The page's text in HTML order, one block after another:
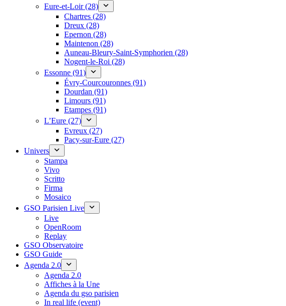
Eure-et-Loir (28)
Chartres (28)
Dreux (28)
Epernon (28)
Maintenon (28)
Auneau-Bleury-Saint-Symphorien (28)
Nogent-le-Roi (28)
Essonne (91)
Évry-Courcouronnes (91)
Dourdan (91)
Limours (91)
Etampes (91)
L’Eure (27)
Evreux (27)
Pacy-sur-Eure (27)
Univers
Stampa
Vivo
Scritto
Firma
Mosaico
GSO Parisien Live
Live
OpenRoom
Replay
GSO Observatoire
GSO Guide
Agenda 2.0
Agenda 2.0
Affiches à la Une
Agenda du gso parisien
In real life (event)